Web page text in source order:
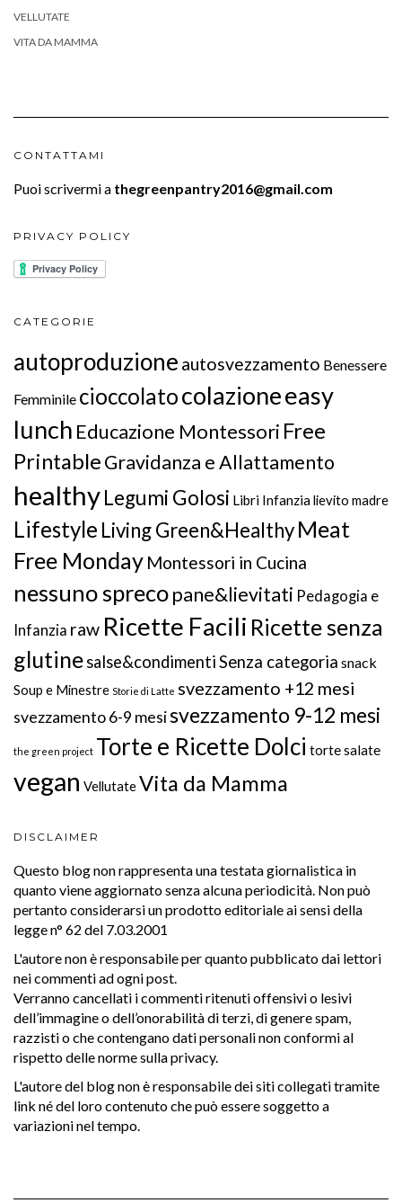
VELLUTATE
VITA DA MAMMA
CONTATTAMI
Puoi scrivermi a thegreenpantry2016@gmail.com
PRIVACY POLICY
CATEGORIE
autoproduzione autosvezzamento Benessere
Femminile cioccolatocolazioneeasy
lunch Educazione Montessori Free
PrintableGravidanza e Allattamento
healthyLegumi Golosi Libri Infanzialievito madre
Lifestyle Living Green&HealthyMeat
Free Monday Montessori in Cucina
nessuno sprecopane&lievitati Pedagogia e
Infanzia raw Ricette Facili Ricette senza
glutinesalse&condimentiSenza categoria snack
Soup e Minestre Storie di Latte svezzamento +12 mesi
svezzamento 6-9 mesisvezzamento 9-12 mesi
the green project Torte e Ricette Dolci torte salate
vegan VellutateVita da Mamma
DISCLAIMER
Questo blog non rappresenta una testata giornalistica in
quanto viene aggiornato senza alcuna periodicità. Non può
pertanto considerarsi un prodotto editoriale ai sensi della
legge n° 62 del 7.03.2001
L'autore non è responsabile per quanto pubblicato dai lettori
nei commenti ad ogni post.
Verranno cancellati i commenti ritenuti offensivi o lesivi
dell’immagine o dell’onorabilità di terzi, di genere spam,
razzisti o che contengano dati personali non conformi al
rispetto delle norme sulla privacy.
L'autore del blog non è responsabile dei siti collegati tramite
link né del loro contenuto che può essere soggetto a
variazioni nel tempo.